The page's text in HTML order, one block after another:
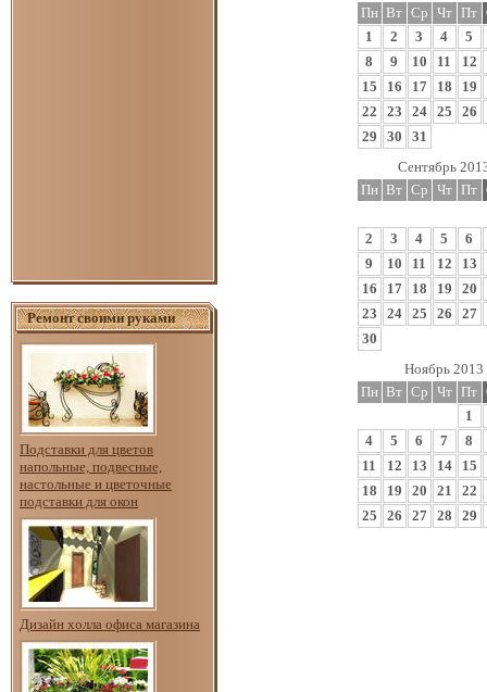
Ремонт своими руками
Подставки для цветов
напольные, подвесные,
настольные и цветочные
подставки для окон
Дизайн холла офиса магазина
Пн Вт Ср Чт Пт
1
2 3 4
5
8
9 10 11 12
15
16 17 18 19
22
23 24 25 26
29
30
31
Сентябрь
Пн Вт Ср Чт Пт
2 3 4 5
6
9
10 11 12 13
16
17 18 19 20
23
24 25 26 27
30
Ноябрь 2013
Пн Вт Ср Чт Пт
1
4
5 6 7
8
11
12 13 14 15
18
19 20 21 22
25
26 27 28 29